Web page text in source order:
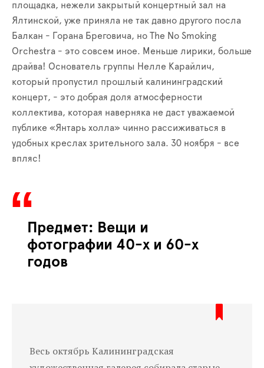
площадка, нежели закрытый концертный зал на
Ялтинской, уже приняла не так давно другого посла
Балкан - Горана Бреговича, но The No Smoking
Orchestra - это совсем иное. Меньше лирики, больше
драйва! Основатель группы Нелле Карайлич,
который пропустил прошлый калининградский
концерт, - это добрая доля атмосферности
коллектива, которая наверняка не даст уважаемой
публике «Янтарь холла» чинно рассиживаться в
удобных креслах зрительного зала. 30 ноября - все
впляс!
Предмет: Вещи и
фотографии 40-х и 60-х
годов
Весь октябрь Калининградская